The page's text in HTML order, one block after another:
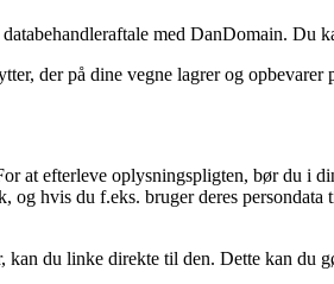
med DanDomain. Du
der på dine vegne lagrer og
at efterleve oplysningspligten, bør du i
hvis du f.eks. bruger deres
du linke direkte til den. Dette kan du